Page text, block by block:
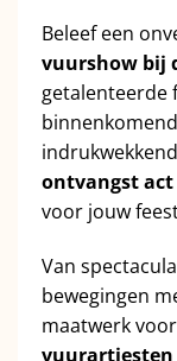
Beleef een
vuurshow bij
getalenteerde
ontvangst act
voor jouw
Van
bewegingen
maatwerk
vuurartiesten